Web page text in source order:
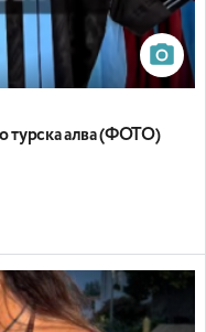
турска алва (ФОТО)